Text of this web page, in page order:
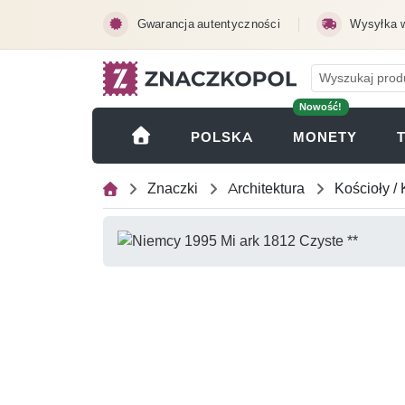
Gwarancja autentyczności Wysyłka
POLSKA
Nowość!
MONETY
Znaczki Architektura Kościoły /